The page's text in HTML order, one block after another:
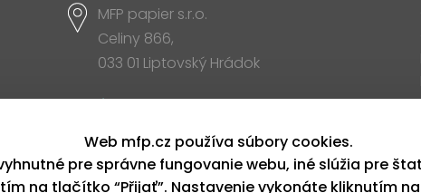
MFP papier s.r.o.
Celiny 866,
033 01 Liptovský Hrádok
Otváracia doba
Web mfp.cz používa súbory cookies.
pre správne fungovanie webu, iné slúžia pre
na tlačítko “Přijať”. Nastavenie vykonáte kliknutím